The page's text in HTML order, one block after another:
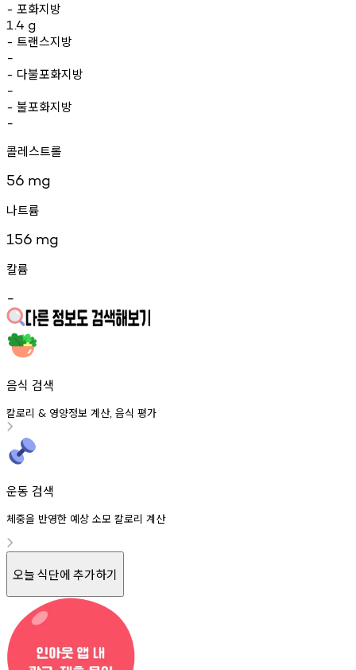
- 포화지방
1.4 g
- 트랜스지방
-
- 다불포화지방
-
- 불포화지방
-
콜레스트롤
56 mg
나트륨
156 mg
칼륨
-
음식 검색
칼로리 & 영양정보 계산, 음식 평가
운동 검색
체중을 반영한 예상 소모 칼로리 계산
오늘 식단에 추가하기